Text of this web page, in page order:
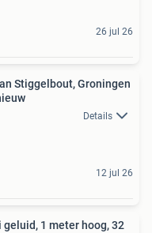
26 jul 26
Stiggelbout, Groningen
Details
12 jul 26
geluid, 1 meter hoog, 32